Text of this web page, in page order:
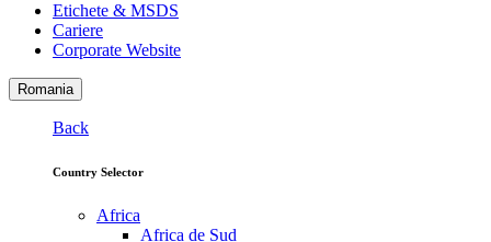
Etichete & MSDS
Cariere
Corporate Website
Romania
Back
Country Selector
Africa
Africa de Sud